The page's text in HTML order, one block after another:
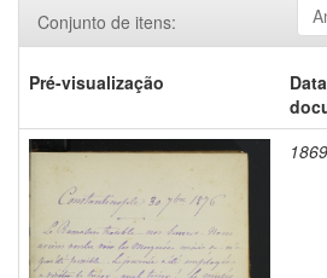
Conjunto de itens:
Pré-visualização